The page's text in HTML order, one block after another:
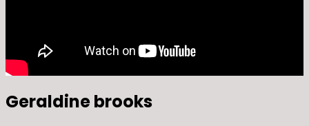
Geraldine brooks